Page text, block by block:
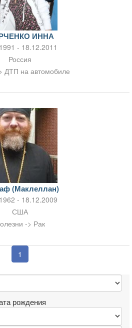
ИННА
- 18.12.2011
Россия
ДТП на автомобиле
(Маклеллан)
- 18.12.2009
США
-> Рак
1
рождения